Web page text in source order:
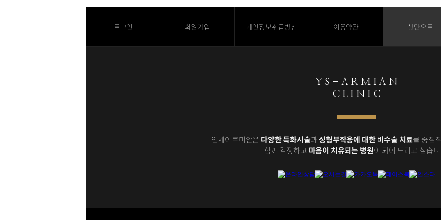
로그인 회원가입 개인정보취급방침 이용약관 상단으로
Y S - A R M I A N
C L I N I C
연세아르미안은 다양한 특화시술과성형부작용에 대한 비수술 치료를 중점
함께 걱정하고 마음이 치유되는 병원이 되어 드리고 싶습